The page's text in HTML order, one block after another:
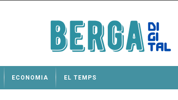
ECONOMIA EL TEMPS